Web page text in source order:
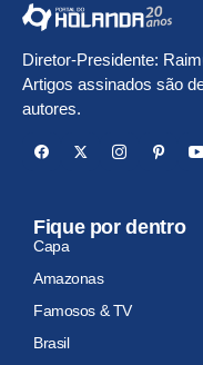
Diretor-Presidente:
Artigos assinados são
autores.
Fique por dentro
Capa
Amazonas
Famosos & TV
Brasil